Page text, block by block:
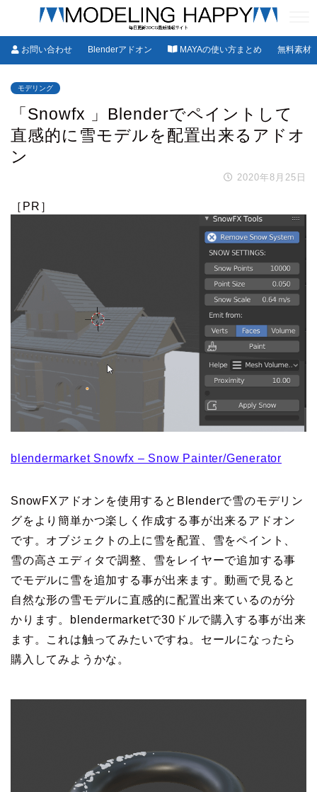
お問い合わせ Blenderアドオン MAYAの使い方まとめ 無料素材
モデリング
「Snowfx 」Blenderでペイントして
直感的に雪モデルを配置出来るアドオ
ン
2020年8月25日
［PR］
blendermarket Snowfx – Snow Painter/Generator
SnowFXアドオンを使用するとBlenderで雪のモデリン
グをより簡単かつ楽しく作成する事が出来るアドオン
です。オブジェクトの上に雪を配置、雪をペイント、
雪の高さエディタで調整、雪をレイヤーで追加する事
でモデルに雪を追加する事が出来ます。動画で見ると
自然な形の雪モデルに直感的に配置出来ているのが分
かります。blendermarketで30ドルで購入する事が出来
ます。これは触ってみたいですね。セールになったら
購入してみようかな。